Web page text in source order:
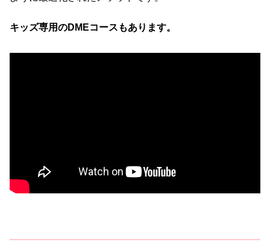
キッズ専用のDMEコースもあります。